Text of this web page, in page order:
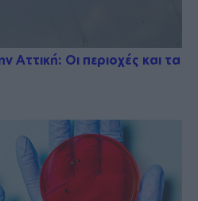
Αττική: Οι περιοχές και τα